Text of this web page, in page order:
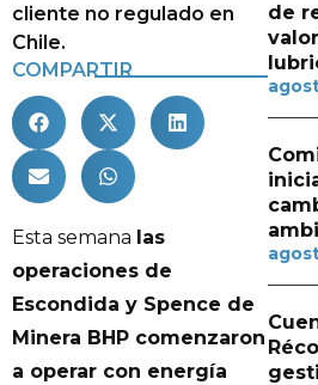
cliente no regulado en
Chile.
COMPARTIR
Esta semana las
operaciones de
Escondida y Spence de
Minera BHP comenzaron
a operar con energía
de